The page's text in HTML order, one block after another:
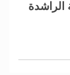
الراشدة